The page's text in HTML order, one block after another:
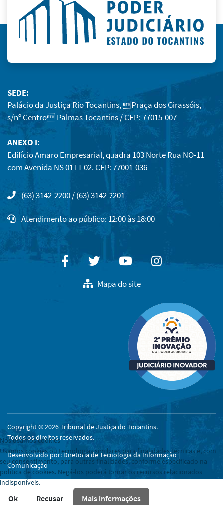
SEDE:
Palácio da Justiça Rio Tocantins, Praça dos Girassóis,
s/nº Centro Palmas Tocantins / CEP: 77015-007
ANEXO I:
Edifício Amaro Empresarial, quadra 103 Norte Rua NO-11
com Avenida NS 01 LT 02. CEP: 77001-036
(63) 3142-2200 / (63) 3142-2201
Atendimento ao público: 12:00 às 18:00
FacebookTwitterYoutubeInstagram
Mapa do site
Copyright © 2026 Tribunal de Justiça do Tocantins.
Todos os direitos reservados.
Desenvolvido por: Diretoria de Tecnologia da Informação |
Comunicação
Nós usamos cookies
Usamos cookies ou tecnologias similares para finalidades técnicas e, com
seu consentimento, para outras finalidades, conforme especificado na
política de cookies. Negá-los poderá tornar os recursos relacionados
indisponíveis.
Ok Recusar Mais informações